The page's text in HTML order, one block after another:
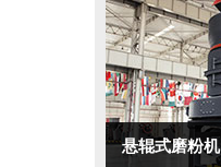
悬辊式磨粉机